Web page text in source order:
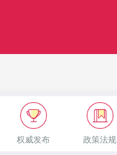
权威发布 政策法规